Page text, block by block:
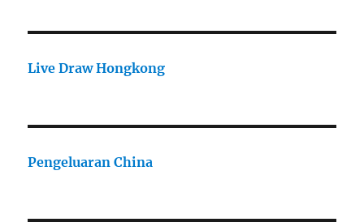
Live Draw Hongkong
Pengeluaran China